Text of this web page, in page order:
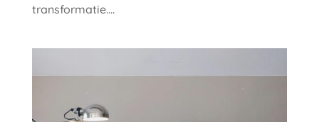
transformatie....